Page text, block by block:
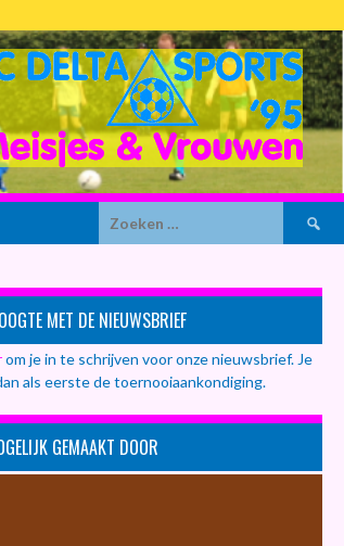
Zoeken
naar:
MET DE NIEUWSBRIEF
om je in te schrijven voor onze nieuwsbrief. Je
als eerste de toernooiaankondiging.
GEMAAKT DOOR